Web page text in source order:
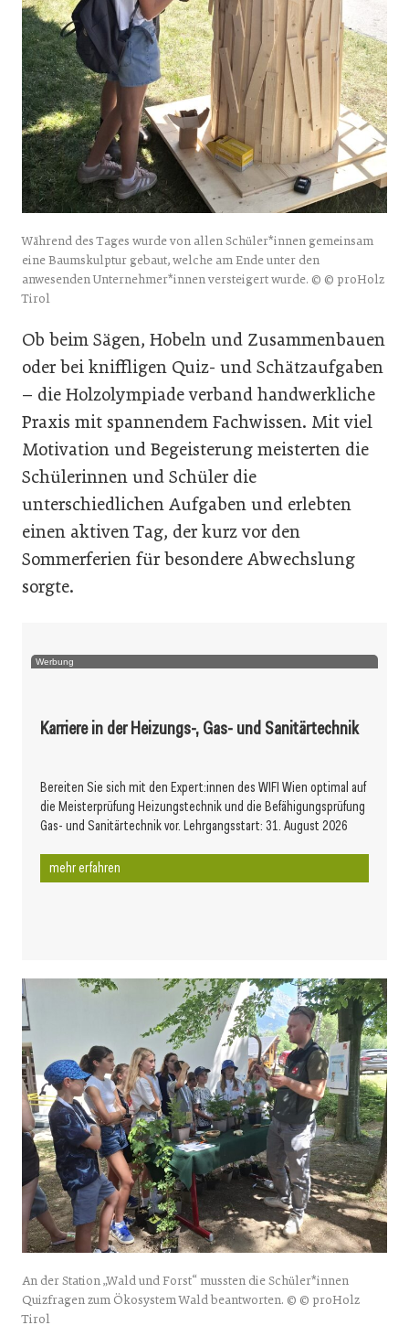
Während des Tages wurde von allen Schüler*innen gemeinsam
eine Baumskulptur gebaut, welche am Ende unter den
anwesenden Unternehmer*innen versteigert wurde. © © proHolz
Tirol
Ob beim Sägen, Hobeln und Zusammenbauen
oder bei kniffligen Quiz- und Schätzaufgaben
– die Holzolympiade verband handwerkliche
Praxis mit spannendem Fachwissen. Mit viel
Motivation und Begeisterung meisterten die
Schülerinnen und Schüler die
unterschiedlichen Aufgaben und erlebten
einen aktiven Tag, der kurz vor den
Sommerferien für besondere Abwechslung
sorgte.
Werbung
Karriere in der Heizungs-, Gas- und Sanitärtechnik
Bereiten Sie sich mit den Expert:innen des WIFI Wien optimal auf
die Meisterprüfung Heizungstechnik und die Befähigungsprüfung
Gas- und Sanitärtechnik vor. Lehrgangsstart: 31. August 2026
mehr erfahren
An der Station „Wald und Forst“ mussten die Schüler*innen
Quizfragen zum Ökosystem Wald beantworten. © © proHolz
Tirol